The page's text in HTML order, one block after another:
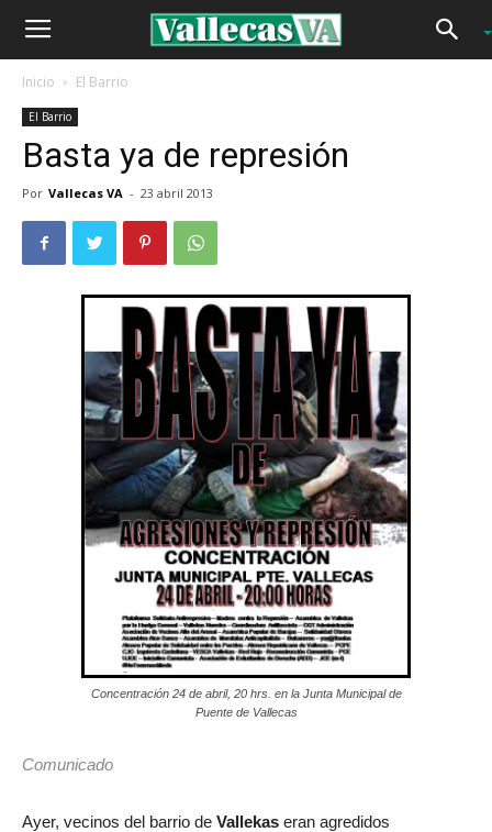
Inicio El Barrio
El Barrio
Basta ya de represión
Por Vallecas VA - 23 abril 2013
Concentración 24 de abril, 20 hrs. en la Junta Municipal de
Puente de Vallecas
Comunicado
Ayer, vecinos del barrio de Vallekas eran agredidos